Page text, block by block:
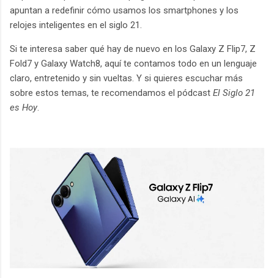
apuntan a redefinir cómo usamos los smartphones y los
relojes inteligentes en el siglo 21.
Si te interesa saber qué hay de nuevo en los Galaxy Z Flip7, Z
Fold7 y Galaxy Watch8, aquí te contamos todo en un lenguaje
claro, entretenido y sin vueltas. Y si quieres escuchar más
sobre estos temas, te recomendamos el pódcast El Siglo 21
es Hoy.